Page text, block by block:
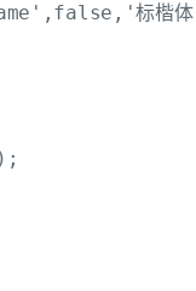
标